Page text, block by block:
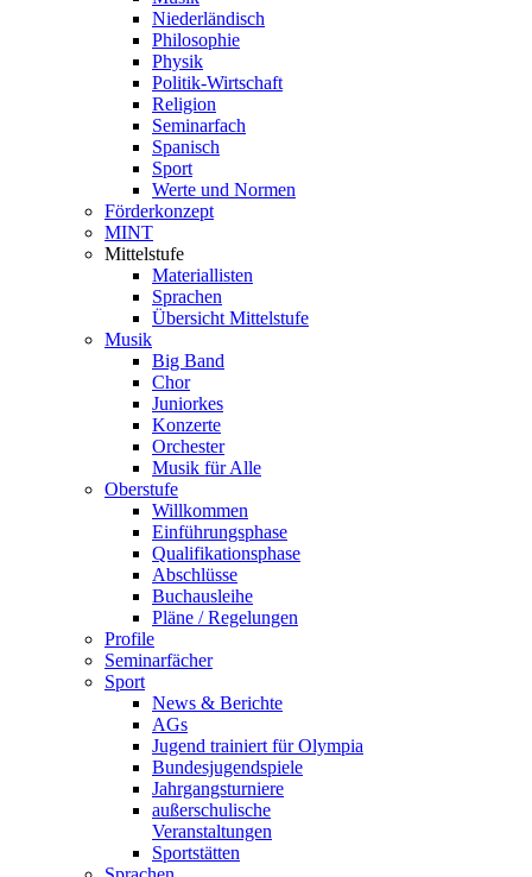
Niederländisch
Philosophie
Physik
Politik-Wirtschaft
Religion
Seminarfach
Spanisch
Sport
Werte und Normen
Förderkonzept
MINT
Mittelstufe
Materiallisten
Sprachen
Übersicht Mittelstufe
Musik
Big Band
Chor
Juniorkes
Konzerte
Orchester
Musik für Alle
Oberstufe
Willkommen
Einführungsphase
Qualifikationsphase
Abschlüsse
Buchausleihe
Pläne / Regelungen
Profile
Seminarfächer
Sport
News & Berichte
AGs
Jugend trainiert für Olympia
Bundesjugendspiele
Jahrgangsturniere
außerschulische
Veranstaltungen
Sportstätten